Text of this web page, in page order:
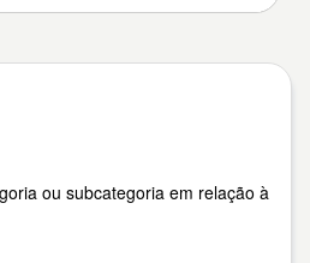
ou subcategoria em relação à